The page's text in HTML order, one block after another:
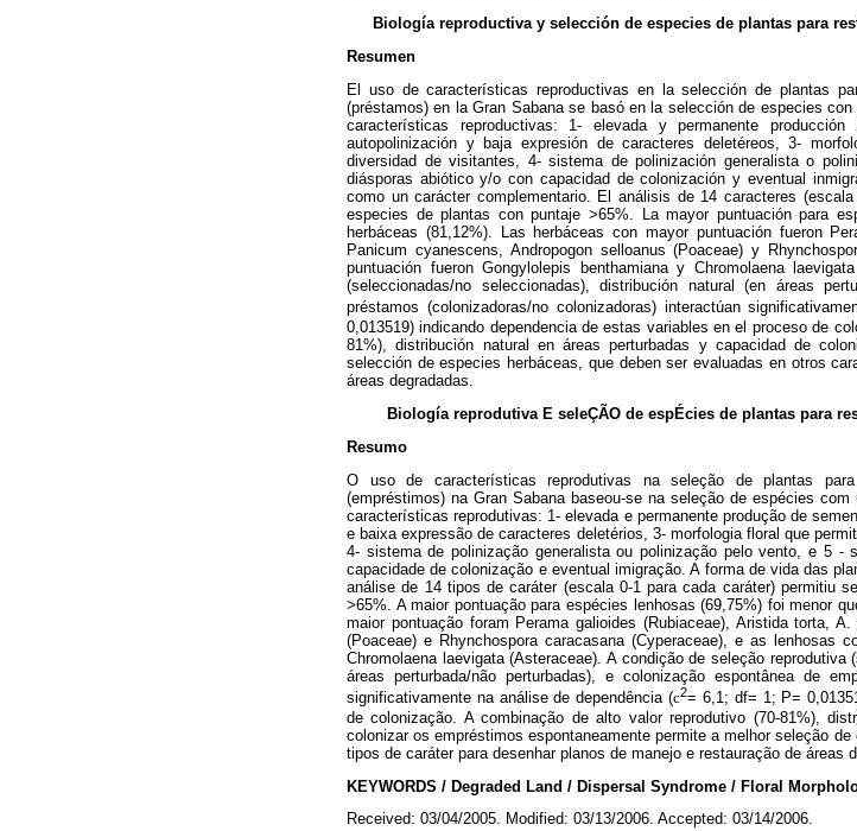
Biología reproductiva y selección de especies de plantas para
Resumen
El uso de características reproductivas en la selección de plantas
(préstamos) en la Gran Sabana se basó en la selección de especies
características reproductivas: 1- elevada y permanente
autopolinización y baja expresión de caracteres deletéreos, 3-
diversidad de visitantes, 4- sistema de polinización generalista o
diásporas abiótico y/o con capacidad de colonización y eventual
como un carácter complementario. El análisis de 14 caracteres
especies de plantas con puntaje >65%. La mayor puntuación para
herbáceas (81,12%). Las herbáceas con mayor puntuación fueron
Panicum cyanescens, Andropogon selloanus (Poaceae) y
puntuación fueron Gongylolepis benthamiana y Chromolaena
(seleccionadas/no seleccionadas), distribución natural (en áreas
préstamos (colonizadoras/no colonizadoras) interactúan
0,013519) indicando dependencia de estas variables en el proceso de
81%), distribución natural en áreas perturbadas y capacidad de
selección de especies herbáceas, que deben ser evaluadas en otros
áreas degradadas.
Biología reprodutiva E seleÇÃO de espÉcies de plantas para
Resumo
O uso de características reprodutivas na seleção de plantas
(empréstimos) na Gran Sabana baseou-se na seleção de espécies
características reprodutivas: 1- elevada e permanente produção de
e baixa expressão de caracteres deletérios, 3- morfologia floral que
4- sistema de polinização generalista ou polinização pelo vento, e 5 -
capacidade de colonização e eventual imigração. A forma de vida das
análise de 14 tipos de caráter (escala 0-1 para cada caráter) permitiu
>65%. A maior pontuação para espécies lenhosas (69,75%) foi menor
maior pontuação foram Perama galioides (Rubiaceae), Aristida torta,
(Poaceae) e Rhynchospora caracasana (Cyperaceae), e as lenhosas
Chromolaena laevigata (Asteraceae). A condição de seleção
áreas perturbada/não perturbadas), e colonização espontânea de
significativamente na análise de dependência (c2= 6,1; df= 1; P=
de colonização. A combinação de alto valor reprodutivo (70-81%),
colonizar os empréstimos espontaneamente permite a melhor seleção
tipos de caráter para desenhar planos de manejo e restauração de áreas
KEYWORDS / Degraded Land / Dispersal Syndrome / Floral
Received: 03/04/2005. Modified: 03/13/2006. Accepted: 03/14/2006.